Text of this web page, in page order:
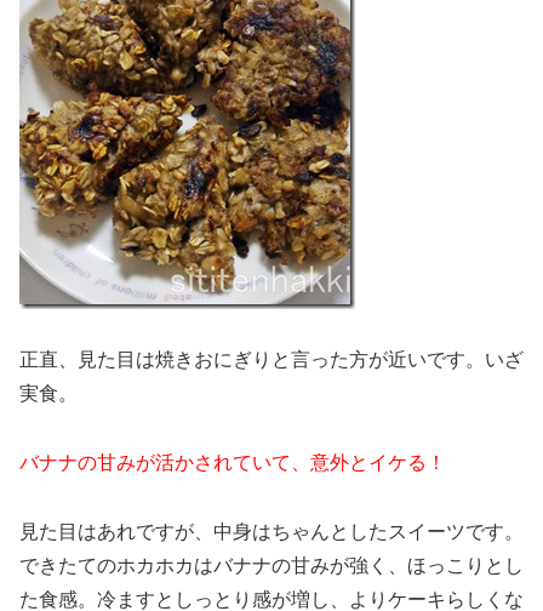
正直、見た目は焼きおにぎりと言った方が近いです。いざ
実食。
バナナの甘みが活かされていて、意外とイケる！
見た目はあれですが、中身はちゃんとしたスイーツです。
できたてのホカホカはバナナの甘みが強く、ほっこりとし
た食感。冷ますとしっとり感が増し、よりケーキらしくな